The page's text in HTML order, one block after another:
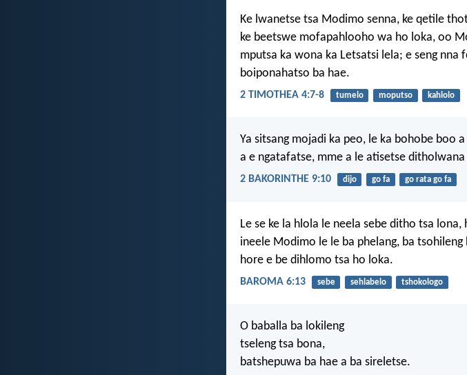
Ke lwanetse tsa Modimo senna, ke qetile
ke beetswe mofapahlooho wa ho loka, oo
mputsa ka wona ka Letsatsi lela; e seng nna
boiponahatso ba hae.
2 TIMOTHEA 4:7-8 tumelo moputso kahlolo
Ya sitsang mojadi ka peo, le ka bohobe boo
a e ngatafatse, mme a le atisetse
2 BAKORINTHE 9:10 dijo go fa go rata go fa
Le se ke la hlola le neela sebe ditho tsa
ineele Modimo le le ba phelang, ba
hore e be dihlomo tsa ho loka.
BAROMA 6:13 sebe sehlabelo tshokologo
O baballa ba lokileng
tseleng tsa bona,
batshepuwa ba hae a ba sireletse.